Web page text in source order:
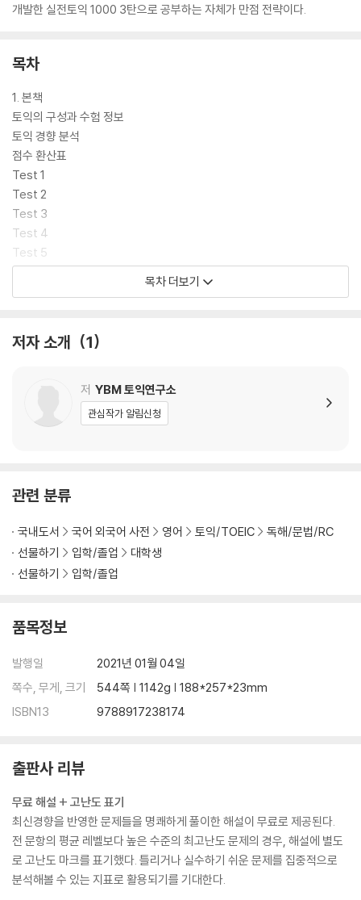
개발한 실전토익 1000 3탄으로 공부하는 자체가 만점 전략이다.
목차
1. 본책
토익의 구성과 수험 정보
토익 경향 분석
점수 환산표
Test 1
Test 2
Test 3
Test 4
Test 5
Test 6
Test 10
Test 1 정답 및 해설
Test 4 정답 및 해설
Test 5 정답 및 해설
Test 6 정답 및 해설
Test 7 정답 및 해설
Test 8 정답 및 해설
Test 9 정답 및 해설
목차 더보기
저자 소개 1
저 YBM 토익연구소
관심작가 알림신청
관련 분류
국내도서 국어 외국어 사전 영어 토익/TOEIC
독해/문법/RC
선물하기
입학/졸업
대학생
선물하기
입학/졸업
품목정보
발행일
2021년 01월 04일
쪽수, 무게, 크기
544쪽 | 1142g | 188*257*23mm
ISBN13
9788917238174
출판사 리뷰
무료 해설 + 고난도 표기
최신경향을 반영한 문제들을 명쾌하게 풀이한 해설이 무료로 제공된다.
전 문항의 평균 레벨보다 높은 수준의 최고난도 문제의 경우, 해설에 별도
로 고난도 마크를 표기했다. 틀리거나 실수하기 쉬운 문제를 집중적으로
분석해볼 수 있는 지표로 활용되기를 기대한다.